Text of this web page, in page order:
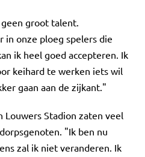
groot talent.
in onze ploeg spelers die
ik heel goed accepteren. Ik
keihard te werken iets wil
gaan aan de zijkant."
Louwers Stadion zaten veel
"Ik ben nu
zal ik niet veranderen. Ik